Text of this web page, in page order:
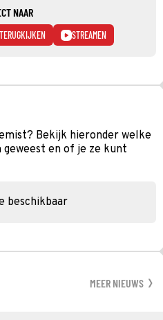
NAAR
TERUGKIJKEN STREAMEN
Bekijk hieronder welke
en of je ze kunt
beschikbaar
MEER NIEUWS